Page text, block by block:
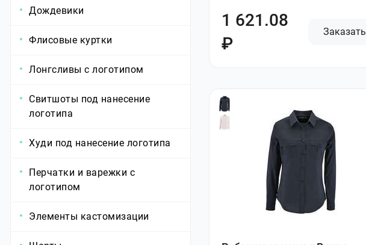
Дождевики
Флисовые куртки
Лонгсливы с логотипом
Свитшоты под нанесение
логотипа
Худи под нанесение логотипа
Перчатки и варежки с
логотипом
Элементы кастомизации
1 621.08
₽
Заказать